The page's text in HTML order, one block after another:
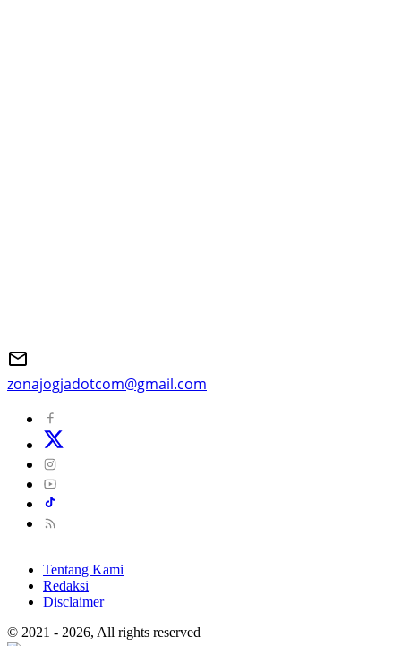
zonajogjadotcom@gmail.com
Tentang Kami
Redaksi
Disclaimer
© 2021 - 2026, All rights reserved